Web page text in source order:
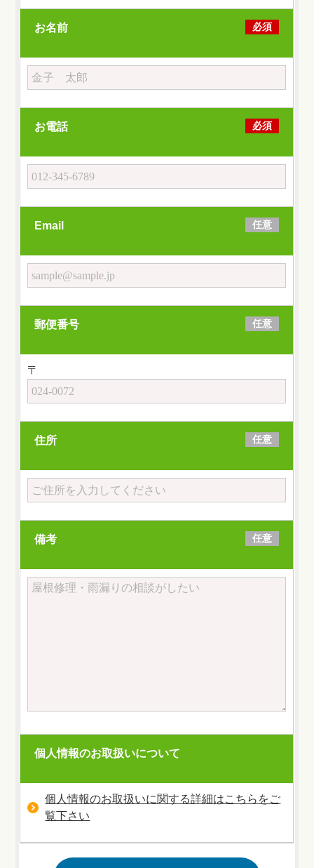
お名前 必須
お電話 必須
Email 任意
郵便番号 任意
〒
住所 任意
備考 任意
個人情報のお取扱いについて
個人情報のお取扱いに関する詳細はこちらをご
覧下さい